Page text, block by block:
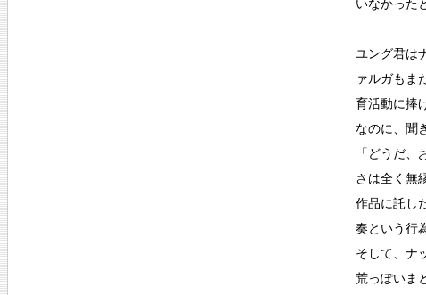
いなかった
ユング君は
ァルガもま
育活動に捧
なのに、聞
「どうだ
さは全く無
作品に託し
奏という行
そして、ナ
荒っぽいま